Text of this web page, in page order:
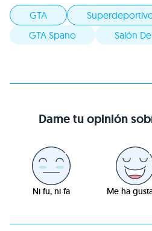
GTA
GTA Spano
Salón
Dame tu opinión
Ni fu, ni fa Me ha